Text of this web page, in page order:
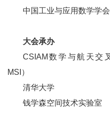
中国工业与应用数学学会
大会承办
CSIAM数学与航天交
MSI）
清华大学
钱学森空间技术实验室